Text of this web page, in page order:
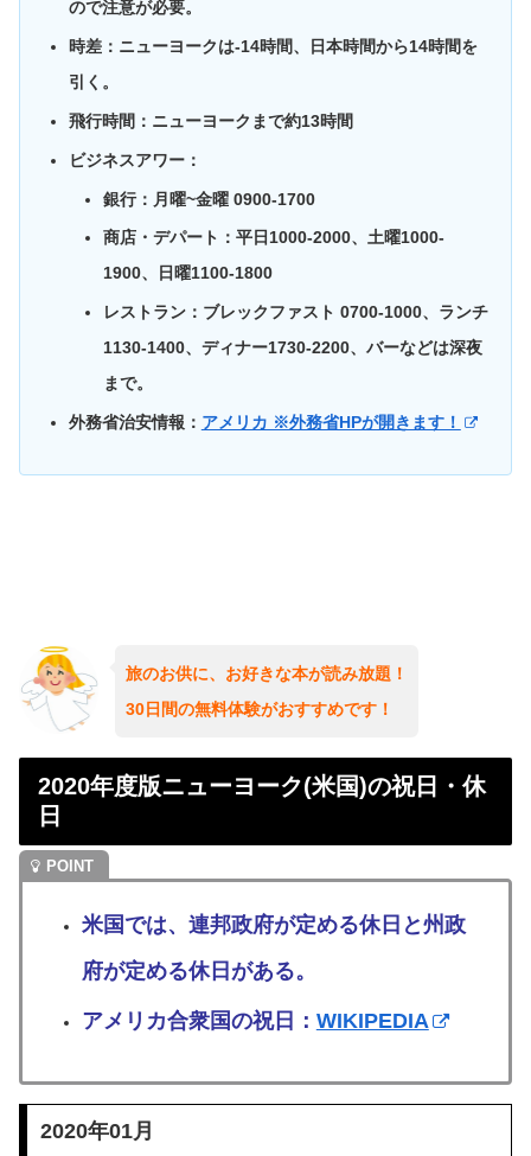
ので注意が必要。
時差：ニューヨークは-14時間、日本時間から14時間を
引く。
飛行時間：ニューヨークまで約13時間
ビジネスアワー：
銀行：月曜~金曜 0900-1700
商店・デパート：平日1000-2000、土曜1000-
1900、日曜1100-1800
レストラン：ブレックファスト 0700-1000、ランチ
1130-1400、ディナー1730-2200、バーなどは深夜
まで。
外務省治安情報： アメリカ ※外務省HPが開きます！
旅のお供に、お好きな本が読み放題！
30日間の無料体験がおすすめです！
2020年度版ニューヨーク(米国)の祝日・休
日
米国では、連邦政府が定める休日と州政
府が定める休日がある。
アメリカ合衆国の祝日： WIKIPEDIA
2020年01月